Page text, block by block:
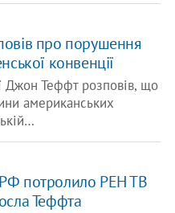
про порушення
конвенції
Джон Теффт розповів, що
американських
потролило РЕН ТВ
Теффта